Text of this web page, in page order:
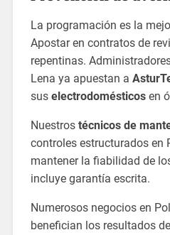
La programación es la
Apostar en contratos de
repentinas.
Lena ya apuestan a
sus electrodomésticosen
Nuestros técnicos de
controles estructurados en
mantener la fiabilidad de
incluye garantía escrita.
Numerosos negocios en
benefician los resultados